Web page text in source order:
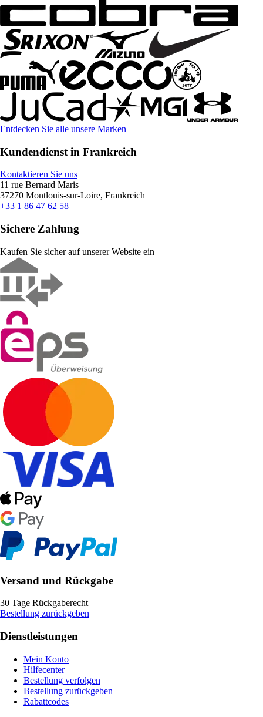
Entdecken Sie alle unsere Marken
Kundendienst in Frankreich
Kontaktieren Sie uns
11 rue Bernard Maris
37270 Montlouis-sur-Loire, Frankreich
+33 1 86 47 62 58
Sichere Zahlung
Kaufen Sie sicher auf unserer Website ein
Versand und Rückgabe
30 Tage Rückgaberecht
Bestellung zurückgeben
Dienstleistungen
Mein Konto
Hilfecenter
Bestellung verfolgen
Bestellung zurückgeben
Rabattcodes